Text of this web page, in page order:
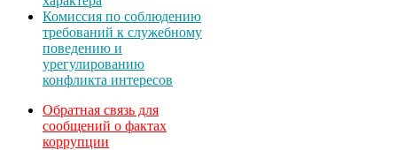
Комиссия по соблюдению
требований к служебному
поведению и
урегулированию
конфликта интересов
Обратная связь для
сообщений о фактах
коррупции